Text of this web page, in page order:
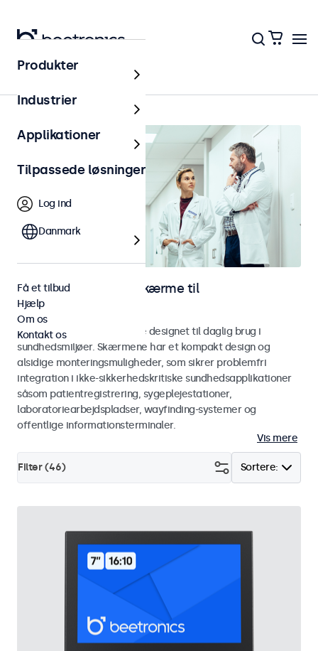
Hjem
Monitorer og touchskærme til
sundhedssektoren
Monitorer og touchskærme designet til daglig brug i
sundhedsmiljøer. Skærmene har et kompakt design og
alsidige monteringsmuligheder, som sikrer problemfri
integration i ikke-sikkerhedskritiske sundhedsapplikationer
såsom patientregistrering, sygeplejestationer,
laboratoriearbejdspladser, wayfinding-systemer og
offentlige informationsterminaler.
Vis mere
Sortere:
Filter (46)
Produkter
Industrier
Applikationer
Tilpassede løsninger
Log ind
Danmark
Få et tilbud
Hjælp
Om os
Kontakt os